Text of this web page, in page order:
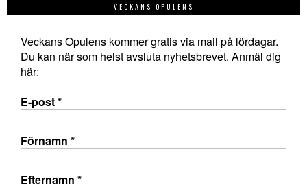
VECKANS OPULENS
Veckans Opulens kommer gratis via mail på lördagar.
Du kan när som helst avsluta nyhetsbrevet. Anmäl dig
här:
E-post*
Förnamn *
Efternamn *